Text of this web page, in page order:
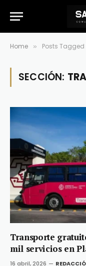
Home » Posts
SECCIÓN:
Transporte
mil servicios en
16 abril, 2026